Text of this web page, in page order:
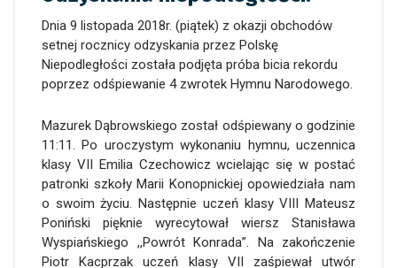
Dnia 9 listopada 2018r. (piątek) z okazji obchodów
setnej rocznicy odzyskania przez Polskę
Niepodległości została podjęta próba bicia rekordu
poprzez odśpiewanie 4 zwrotek Hymnu Narodowego.
Mazurek Dąbrowskiego został odśpiewany o godzinie
11:11. Po uroczystym wykonaniu hymnu, uczennica
klasy VII Emilia Czechowicz wcielając się w postać
patronki szkoły Marii Konopnickiej opowiedziała nam
o swoim życiu. Następnie uczeń klasy VIII Mateusz
Poniński pięknie wyrecytował wiersz Stanisława
Wyspiańskiego ,,Powrót Konrada”. Na zakończenie
Piotr Kacprzak uczeń klasy VII zaśpiewał utwór